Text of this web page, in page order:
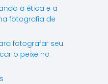
a ética e a
fotografia de
fotografar seu
o peixe no